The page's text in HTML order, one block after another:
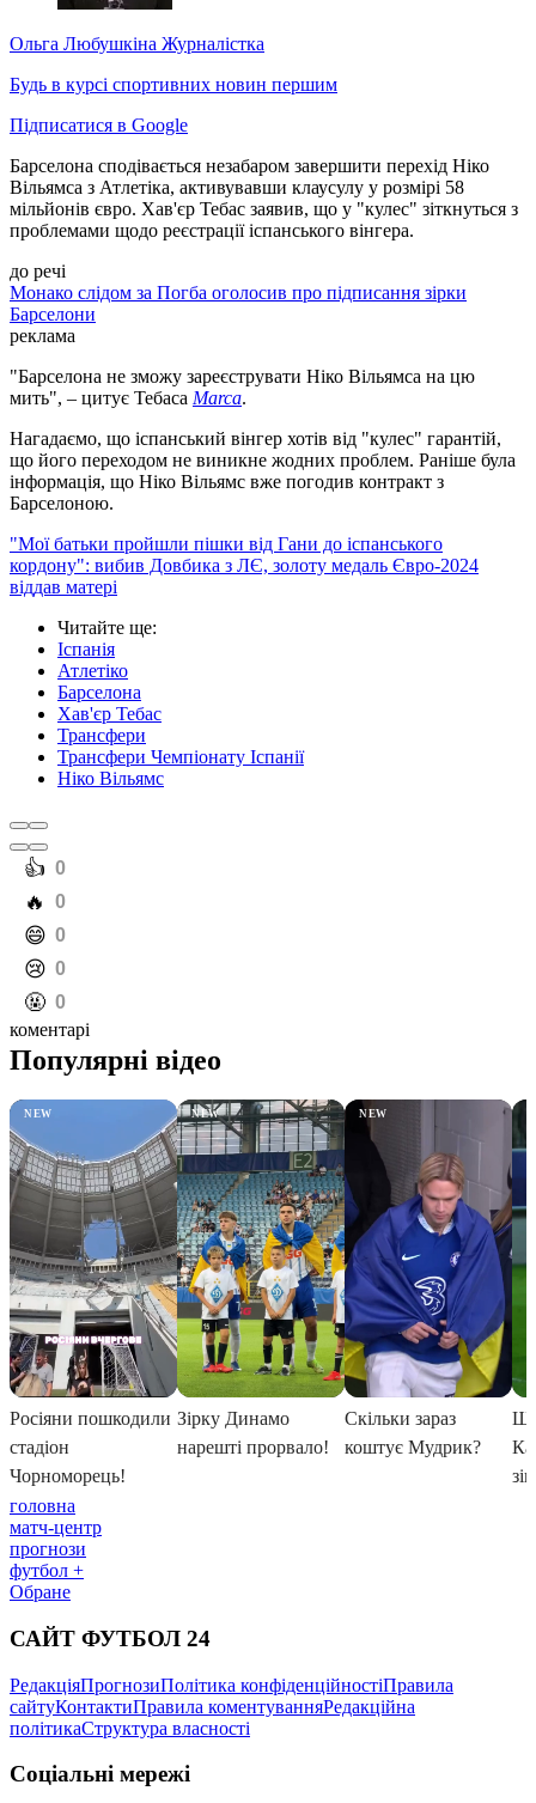
Ольга Любушкіна Журналістка
Будь в курсі спортивних новин першим
Підписатися в Google
Барселона сподівається незабаром завершити перехід Ніко
Вільямса з Атлетіка, активувавши клаусулу у розмірі 58
мільйонів євро. Хав'єр Тебас заявив, що у "кулес" зіткнуться з
проблемами щодо реєстрації іспанського вінгера.
до речі
Монако слідом за Погба оголосив про підписання зірки
Барселони
реклама
"Барселона не зможу зареєструвати Ніко Вільямса на цю
мить", – цитує Тебаса Marca.
Нагадаємо, що іспанський вінгер хотів від "кулес" гарантій,
що його переходом не виникне жодних проблем. Раніше була
інформація, що Ніко Вільямс вже погодив контракт з
Барселоною.
"Мої батьки пройшли пішки від Гани до іспанського
кордону": вибив Довбика з ЛЄ, золоту медаль Євро-2024
віддав матері
Читайте ще:
Іспанія
Атлетіко
Барселона
Хав'єр Тебас
Трансфери
Трансфери Чемпіонату Іспанії
Ніко Вільямс
️👍 0
️🔥 0
️😄 0
️😢 0
️🤬 0
коментарі
головна
матч-центр
прогнози
футбол +
Обране
САЙТ ФУТБОЛ 24
РедакціяПрогнозиПолітика конфіденційностіПравила
сайтуКонтактиПравила коментуванняРедакційна
політикаСтруктура власності
Соціальні мережі